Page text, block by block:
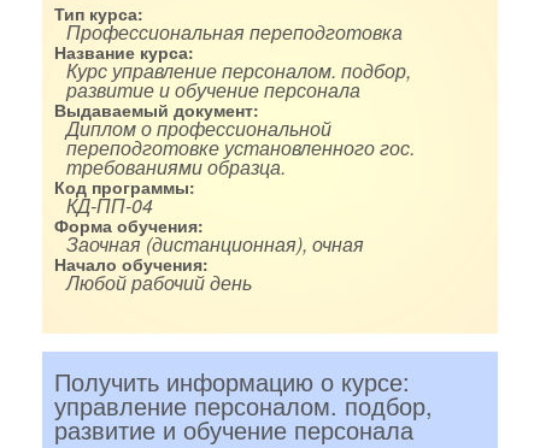
Тип курса:
Профессиональная переподготовка
Название курса:
Курс управление персоналом. подбор,
развитие и обучение персонала
Выдаваемый документ:
Диплом о профессиональной
переподготовке установленного гос.
требованиями образца.
Код программы:
КД-ПП-04
Форма обучения:
Заочная (дистанционная), очная
Начало обучения:
Любой рабочий день
Получить информацию о курсе:
управление персоналом. подбор,
развитие и обучение персонала